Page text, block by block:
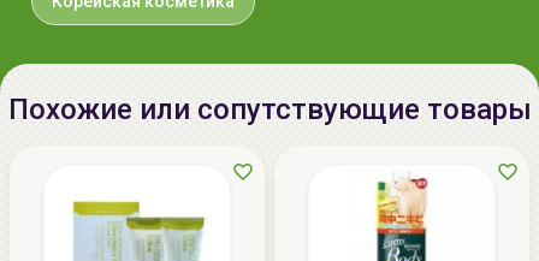
Похожие или сопутствующие товары